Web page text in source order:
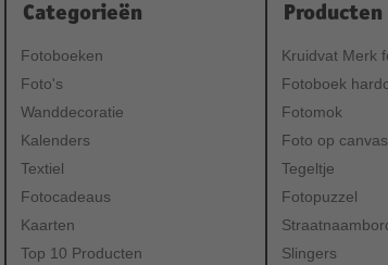
Categorieën
Fotoboeken
Foto's
Wanddecoratie
Kalenders
Textiel
Fotocadeaus
Kaarten
Top 10 Producten
Producten
Kruidvat Merk
Fotoboek
Fotomok
Foto op canvas
Tegeltje
Fotopuzzel
Slingers